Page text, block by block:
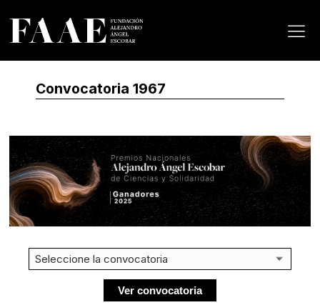
Convocatoria 1967